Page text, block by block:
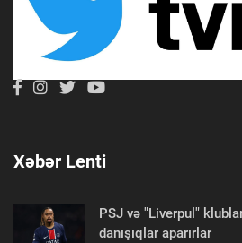
Xəbər Lenti
PSJ və "Liverpul"
danışıqlar aparırlar